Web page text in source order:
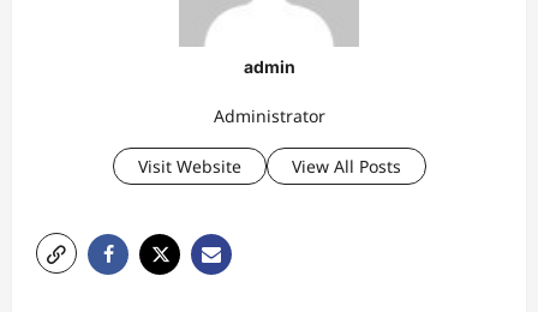
admin
Administrator
Visit Website View All Posts